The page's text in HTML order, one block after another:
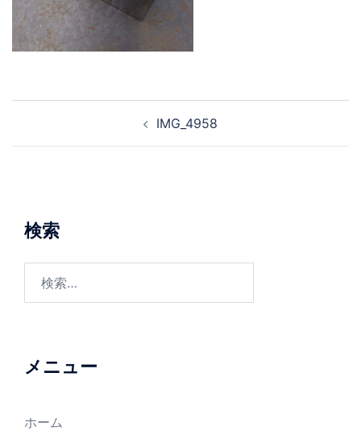
ー
シ
ョ
IMG_4958
検索
メニュー
ホーム